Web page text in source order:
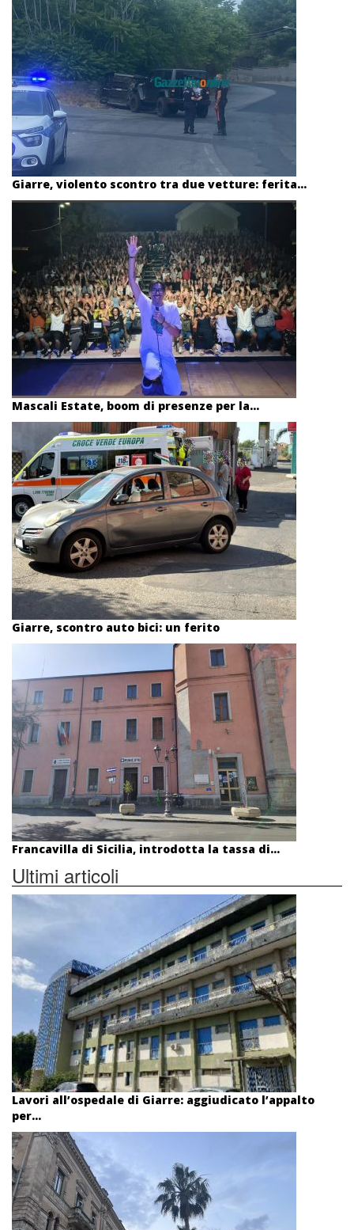
Giarre, violento scontro tra due vetture: ferita...
Mascali Estate, boom di presenze per la...
Giarre, scontro auto bici: un ferito
Francavilla di Sicilia, introdotta la tassa di...
Ultimi articoli
Lavori all’ospedale di Giarre: aggiudicato l’appalto
per...